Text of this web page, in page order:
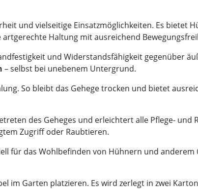
und vielseitige Einsatzmöglichkeiten. Es bietet
Haltung mit ausreichend
und Widerstandsfähigkeit gegenüber
– selbst bei unebenem Untergrund.
So bleibt das Gehege trocken und bietet
des Geheges und erleichtert alle Pflege- und
Zugriff oder Raubtieren.
für das Wohlbefinden von Hühnern und anderem
im Garten platzieren. Es wird zerlegt in zwei